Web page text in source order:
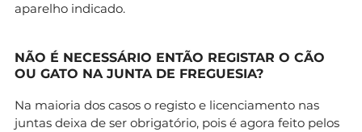
aparelho indicado.
NÃO É NECESSÁRIO ENTÃO REGISTAR O CÃO
OU GATO NA JUNTA DE FREGUESIA?
Na maioria dos casos o registo e licenciamento nas
juntas deixa de ser obrigatório, pois é agora feito pelos